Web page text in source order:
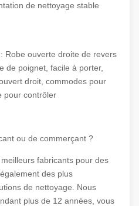
de nettoyage stable
Robe ouverte droite de revers
de poignet, facile à porter,
droit, commodes pour
pour contrôler
ou de commerçant ?
fabricants pour des
des plus
de nettoyage. Nous
plus de 12 années, vous